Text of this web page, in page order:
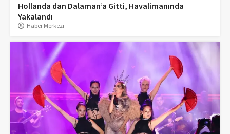
Hollanda dan Dalaman’a Gitti, Havalimanında
Yakalandı
Haber Merkezi